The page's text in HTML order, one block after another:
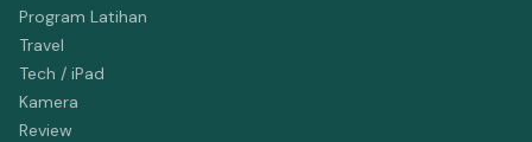
Program Latihan
Travel
Tech / iPad
Kamera
Review